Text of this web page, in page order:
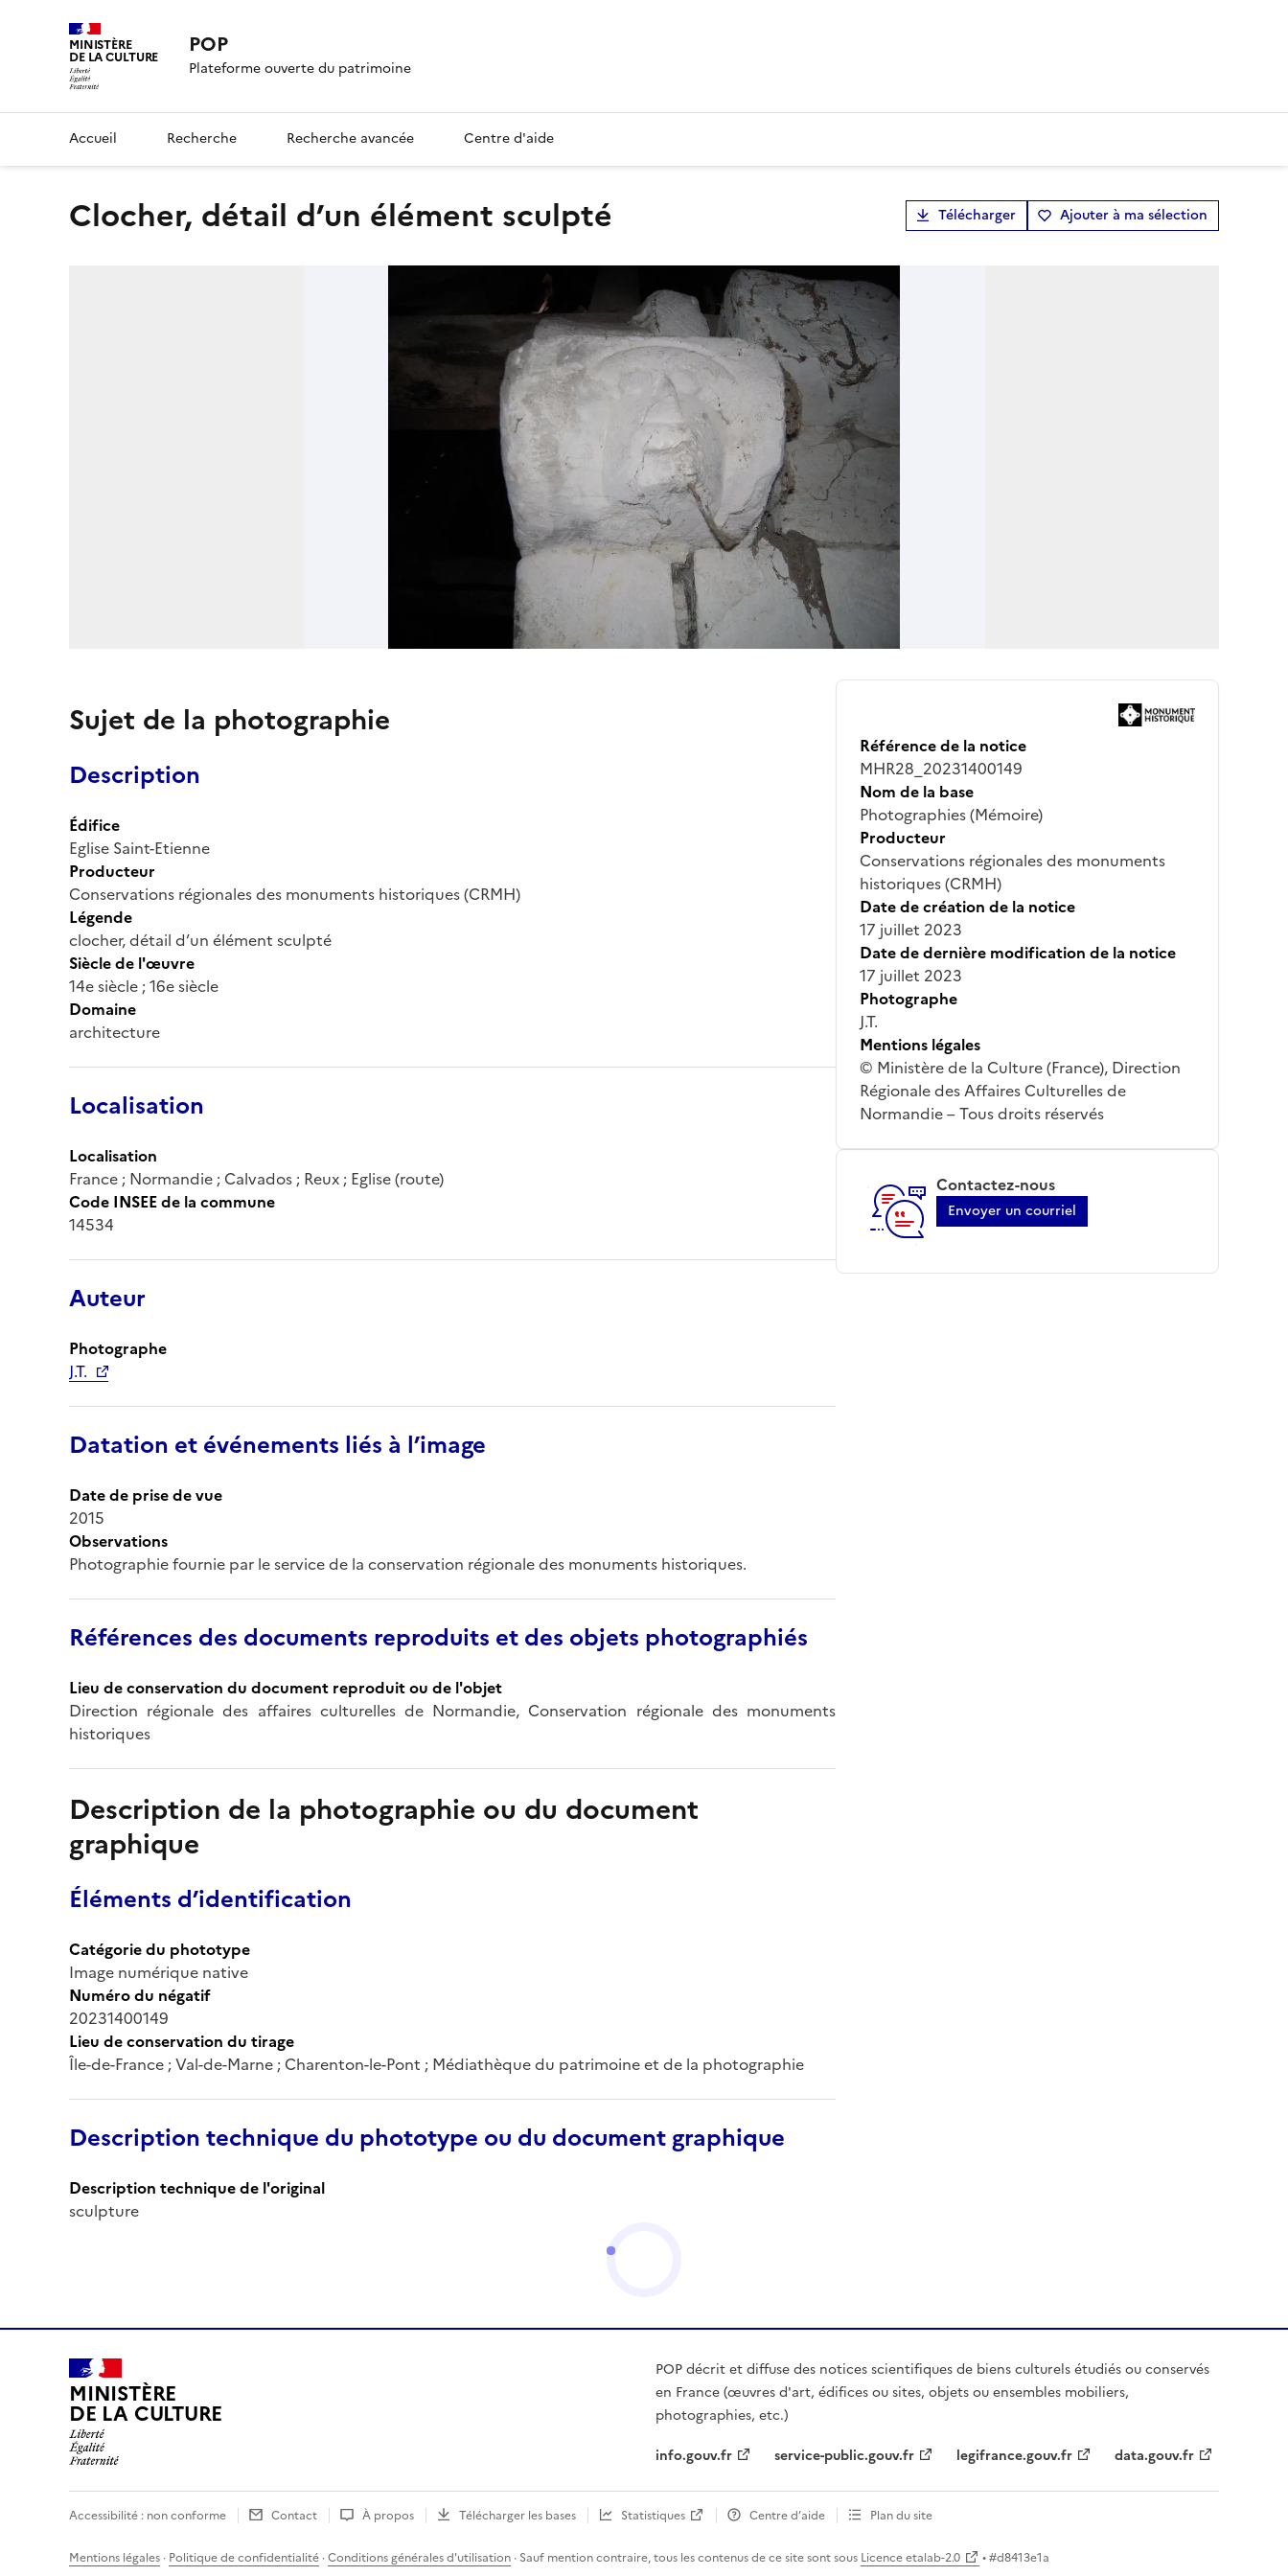
MINISTÈRE
DE LA CULTURE POP
Plateforme ouverte du patrimoine
Accueil Recherche Recherche avancée Centre d'aide
clocher, détail d’un élément sculpté Télécharger Ajouter à ma sélection
Sujet de la photographie
Description
Édifice
Eglise Saint-Etienne
Producteur
Conservations régionales des monuments historiques (CRMH)
Légende
clocher, détail d’un élément sculpté
Siècle de l'œuvre
14e siècle ; 16e siècle
Domaine
architecture
Localisation
Localisation
France ; Normandie ; Calvados ; Reux ; Eglise (route)
Code INSEE de la commune
14534
Auteur
Photographe
J.T.
Datation et événements liés à l’image
Date de prise de vue
2015
Observations
Photographie fournie par le service de la conservation régionale des monuments historiques.
Références des documents reproduits et des objets photographiés
Lieu de conservation du document reproduit ou de l'objet
Direction régionale des affaires culturelles de Normandie, Conservation régionale des monuments
historiques
Description de la photographie ou du document
graphique
Éléments d’identification
Catégorie du phototype
Image numérique native
Numéro du négatif
20231400149
Lieu de conservation du tirage
Île-de-France ; Val-de-Marne ; Charenton-le-Pont ; Médiathèque du patrimoine et de la photographie
Description technique du phototype ou du document graphique
Description technique de l'original
sculpture
Référence de la notice
MHR28_20231400149
Nom de la base
Photographies (Mémoire)
Producteur
Conservations régionales des monuments
historiques (CRMH)
Date de création de la notice
17 juillet 2023
Date de dernière modification de la notice
17 juillet 2023
Photographe
J.T.
Mentions légales
© Ministère de la Culture (France), Direction
Régionale des Affaires Culturelles de
Normandie – Tous droits réservés
Contactez-nous
Envoyer un courriel
MINISTÈRE
DE LA CULTURE
POP décrit et diffuse des notices scientifiques de biens culturels étudiés ou conservés
en France (œuvres d'art, édifices ou sites, objets ou ensembles mobiliers,
photographies, etc.)
info.gouv.fr
service-public.gouv.fr legifrance.gouv.fr data.gouv.fr
Accessibilité : non conforme Contact À propos Télécharger les bases Statistiques Centre d’aide Plan du site
Mentions légales · Politique de confidentialité ·Conditions générales d'utilisation · Sauf mention contraire, tous les contenus de ce site sont sous Licence etalab-2.0 • #d8413e1a